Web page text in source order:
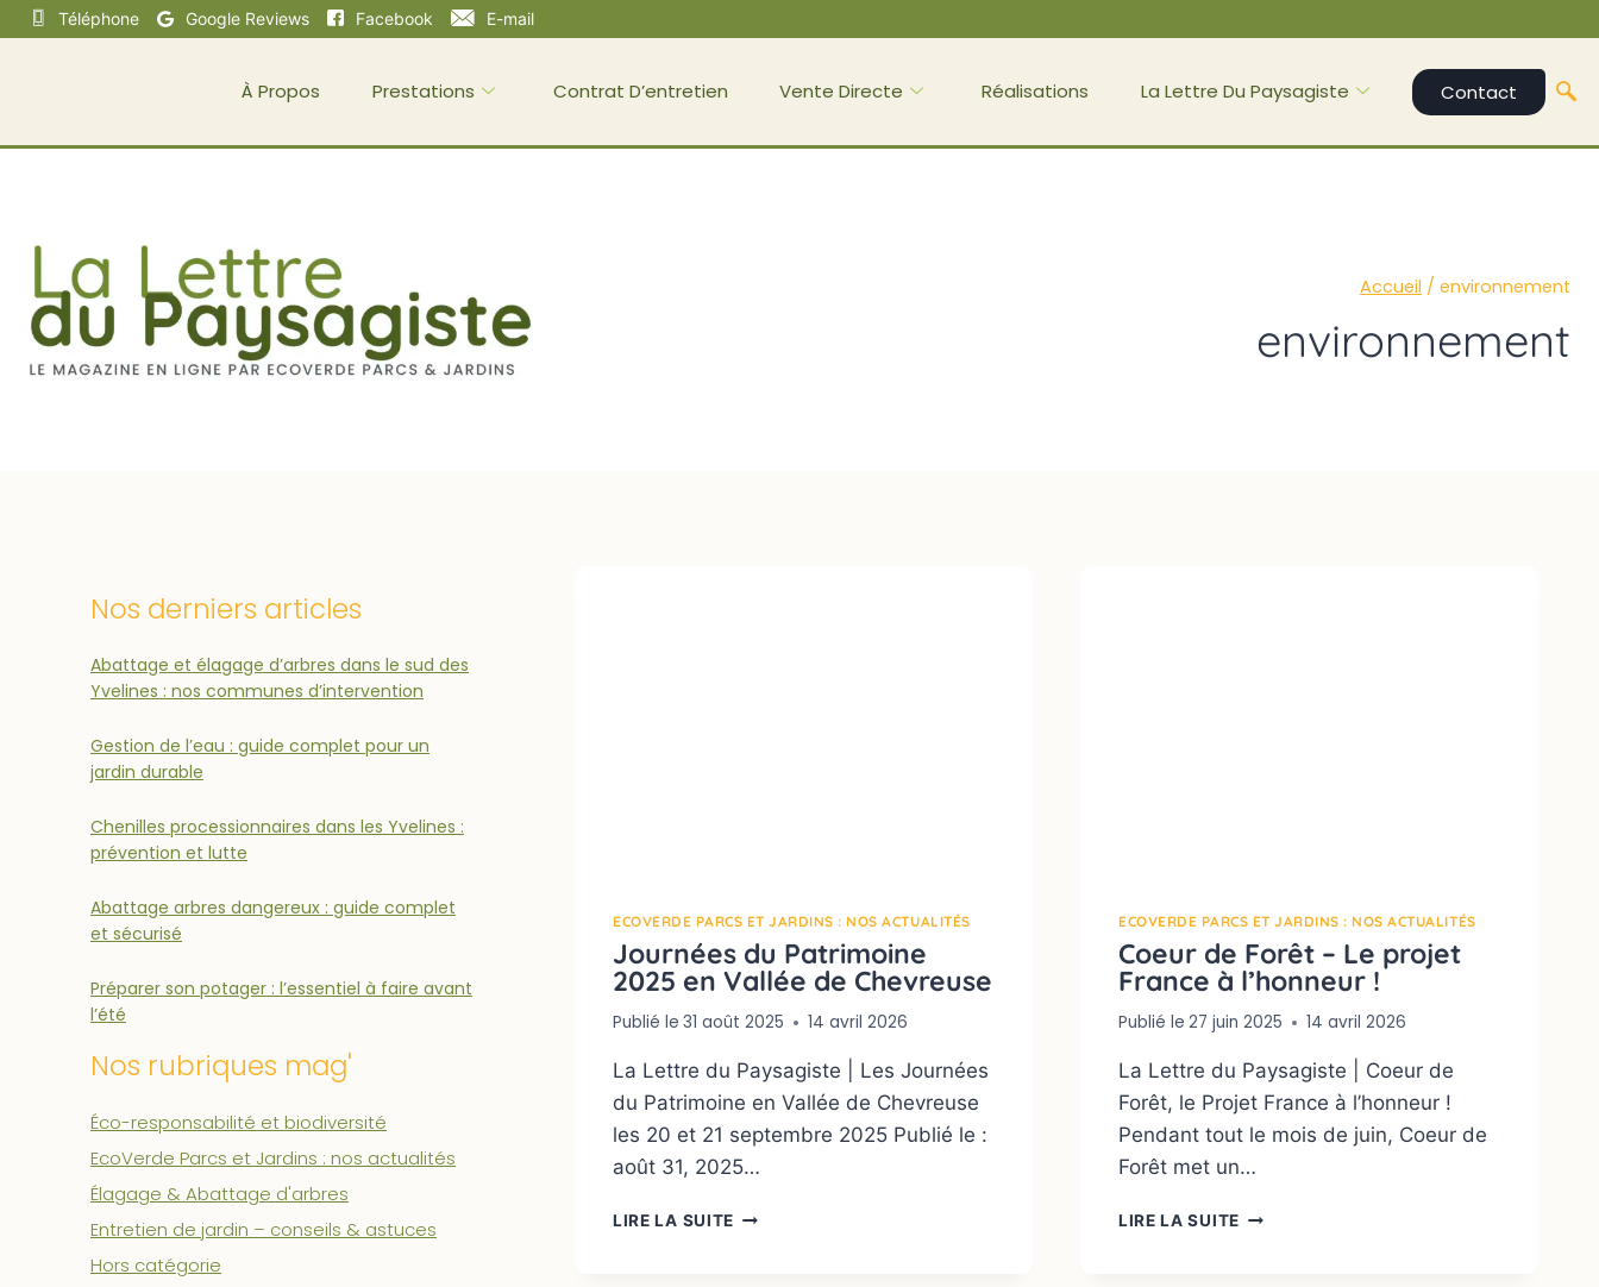
Téléphone Google Reviews Facebook E-mail
À Propos Prestations Contrat D’entretien Vente Directe Réalisations La Lettre Du Paysagiste Contact
Accueil / environnement
environnement
ECOVERDE PARCS ET JARDINS : NOS ACTUALITÉS
Journées du Patrimoine
2025 en Vallée de Chevreuse
Publié le 31 août 2025 14 avril 2026
La Lettre du Paysagiste | Les Journées
du Patrimoine en Vallée de Chevreuse
les 20 et 21 septembre 2025 Publié le :
août 31, 2025…
LIRE LA SUITE
ECOVERDE PARCS ET JARDINS : NOS ACTUALITÉS
Coeur de Forêt – Le projet
France à l’honneur !
Publié le 27 juin 2025 14 avril 2026
La Lettre du Paysagiste | Coeur de
Forêt, le Projet France à l’honneur !
Pendant tout le mois de juin, Coeur de
Forêt met un…
LIRE LA SUITE
Nos derniers articles
Abattage et élagage d’arbres dans le sud des
Yvelines : nos communes d’intervention
Gestion de l’eau : guide complet pour un
jardin durable
Chenilles processionnaires dans les Yvelines :
prévention et lutte
Abattage arbres dangereux : guide complet
et sécurisé
Préparer son potager : l’essentiel à faire avant
l’été
Nos rubriques mag'
Éco-responsabilité et biodiversité
EcoVerde Parcs et Jardins : nos actualités
Élagage & Abattage d'arbres
Entretien de jardin – conseils & astuces
Hors catégorie